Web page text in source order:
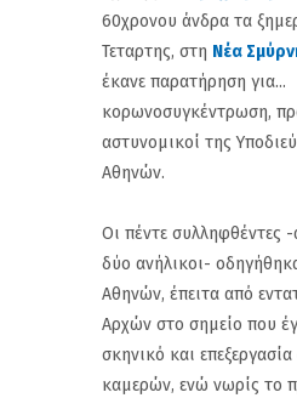
60χρονου άνδρα τα
Τεταρτης, στη Νέα
έκανε παρατήρηση για...
κορωνοσυγκέντρωση,
αστυνομικοί της
Αθηνών.
Οι πέντε συλληφθέντες
δύο ανήλικοι-
Αθηνών, έπειτα από
Αρχών στο σημείο που
σκηνικό και
καμερών, ενώ νωρίς το